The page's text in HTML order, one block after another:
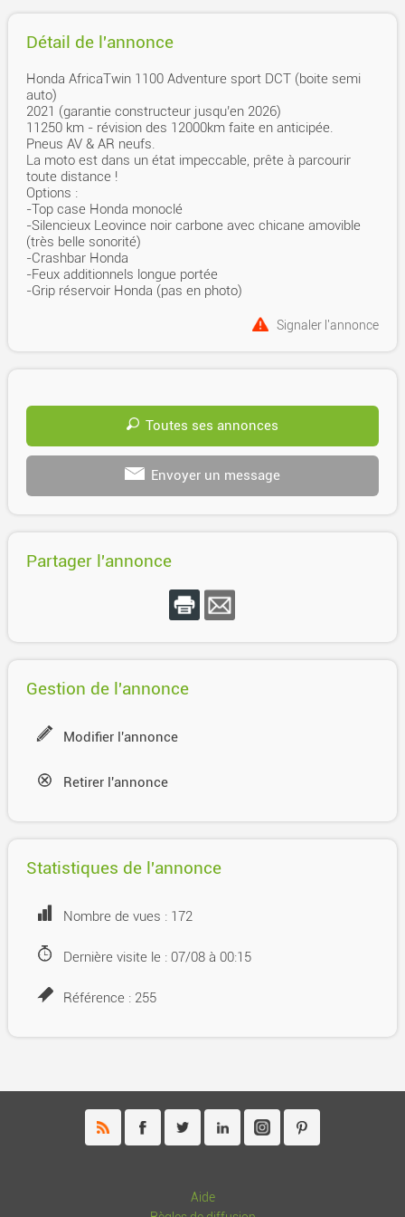
Détail de l'annonce
Honda AfricaTwin 1100 Adventure sport DCT (boite semi
auto)
2021 (garantie constructeur jusqu’en 2026)
11250 km - révision des 12000km faite en anticipée.
Pneus AV & AR neufs.
La moto est dans un état impeccable, prête à parcourir
toute distance !
Options :
-Top case Honda monoclé
-Silencieux Leovince noir carbone avec chicane amovible
(très belle sonorité)
-Crashbar Honda
-Feux additionnels longue portée
-Grip réservoir Honda (pas en photo)
Signaler l'annonce
Toutes ses annonces
Envoyer un message
Partager l'annonce
Gestion de l'annonce
Modifier l'annonce
Retirer l'annonce
Statistiques de l'annonce
Nombre de vues : 172
Dernière visite le : 07/08 à 00:15
Référence : 255
Aide